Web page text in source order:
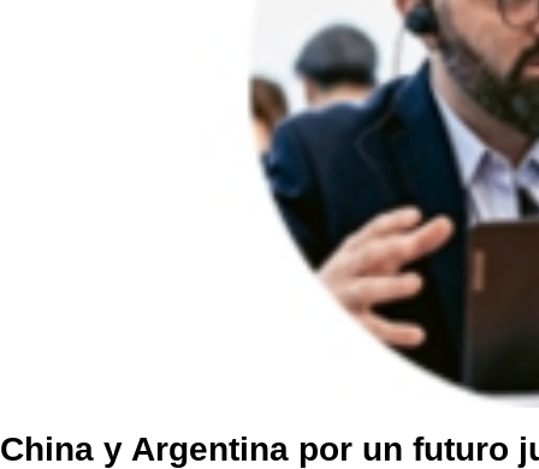
China y Argentina por un futuro